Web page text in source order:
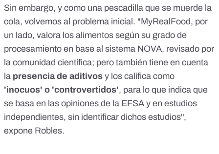
Sin embargo, y como una pescadilla que se muerde la
cola, volvemos al problema inicial. "MyRealFood, por
un lado, valora los alimentos según su grado de
procesamiento en base al sistema NOVA, revisado por
la comunidad científica; pero también tiene en cuenta
la presencia de aditivos y los califica como
'inocuos' o 'controvertidos', para lo que indica que
se basa en las opiniones de la EFSA y en estudios
independientes, sin identificar dichos estudios",
expone Robles.